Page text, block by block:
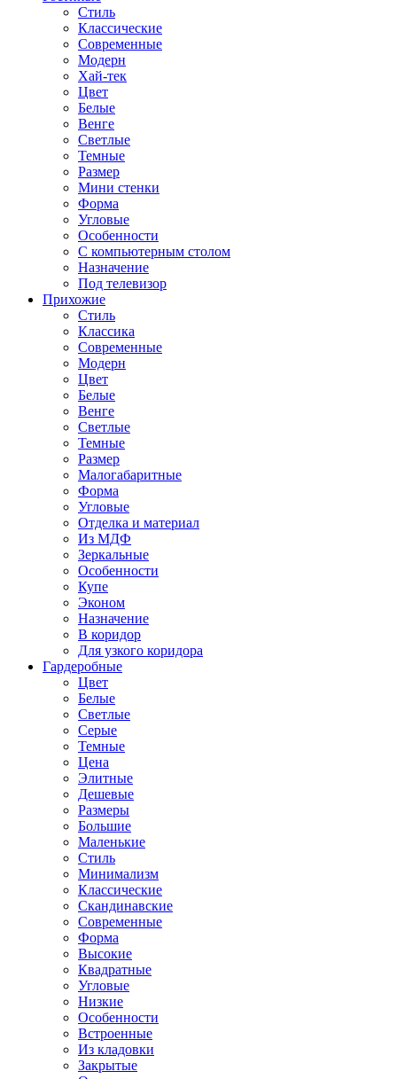
Стиль
Классические
Современные
Модерн
Хай-тек
Цвет
Белые
Венге
Светлые
Темные
Размер
Мини стенки
Форма
Угловые
Особенности
С компьютерным столом
Назначение
Под телевизор
Прихожие
Стиль
Классика
Современные
Модерн
Цвет
Белые
Венге
Светлые
Темные
Размер
Малогабаритные
Форма
Угловые
Отделка и материал
Из МДФ
Зеркальные
Особенности
Купе
Эконом
Назначение
В коридор
Для узкого коридора
Гардеробные
Цвет
Белые
Светлые
Серые
Темные
Цена
Элитные
Дешевые
Размеры
Большие
Маленькие
Стиль
Минимализм
Классические
Скандинавские
Современные
Форма
Высокие
Квадратные
Угловые
Низкие
Особенности
Встроенные
Из кладовки
Закрытые